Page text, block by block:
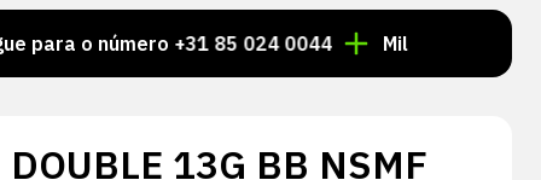
número +31 85 024 0044 Milhares de artigos
13G BB NSMF